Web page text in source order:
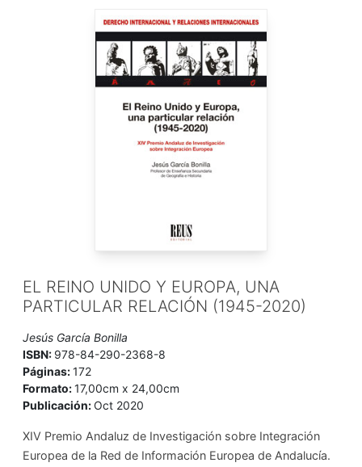
EL REINO UNIDO Y EUROPA, UNA
PARTICULAR RELACIÓN (1945-2020)
Jesús García Bonilla
ISBN: 978-84-290-2368-8
Páginas:172
Formato:17,00cm x 24,00cm
Publicación:Oct 2020
XIV Premio Andaluz de Investigación sobre Integración
Europea de la Red de Información Europea de Andalucía.